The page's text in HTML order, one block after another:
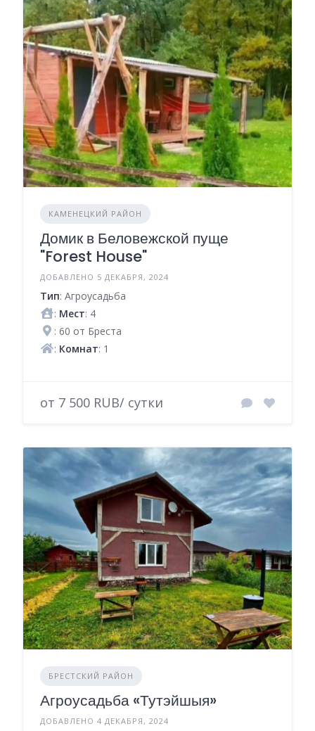
КАМЕНЕЦКИЙ РАЙОН
Домик в Беловежской пуще
"Forest House"
ДОБАВЛЕНО 5 ДЕКАБРЯ, 2024
Тип: Агроусадьба
: Мест: 4
: 60 от Бреста
: Комнат: 1
от 7 500 RUB/ сутки
БРЕСТСКИЙ РАЙОН
Агроусадьба «Тутэйшыя»
ДОБАВЛЕНО 4 ДЕКАБРЯ, 2024